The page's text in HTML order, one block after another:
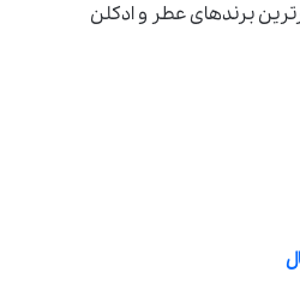
برندهای عطر و ادکلن